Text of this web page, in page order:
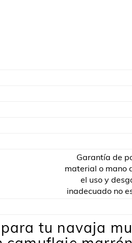
Garantía de
material o mano
el uso y
inadecuado no
tu navaja